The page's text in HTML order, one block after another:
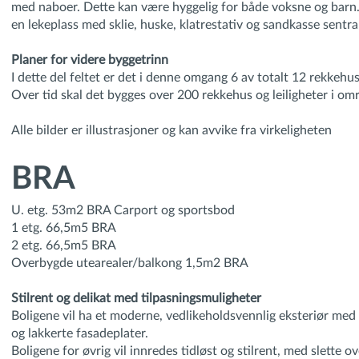
med naboer. Dette kan være hyggelig for både voksne og
en lekeplass med sklie, huske, klatrestativ og sandkasse
Planer for videre byggetrinn
I dette del feltet er det i denne omgang 6 av totalt 12
Over tid skal det bygges over 200 rekkehus og leiligheter i
Alle bilder er illustrasjoner og kan avvike fra virkeligheten
BRA
U. etg. 53m2 BRA Carport og sportsbod
1 etg. 66,5m5 BRA
2 etg. 66,5m5 BRA
Overbygde utearealer/balkong 1,5m2 BRA
Stilrent og delikat med tilpasningsmuligheter
Boligene vil ha et moderne, vedlikeholdsvennlig eksteriør
og lakkerte fasadeplater.
Boligene for øvrig vil innredes tidløst og stilrent, med slette